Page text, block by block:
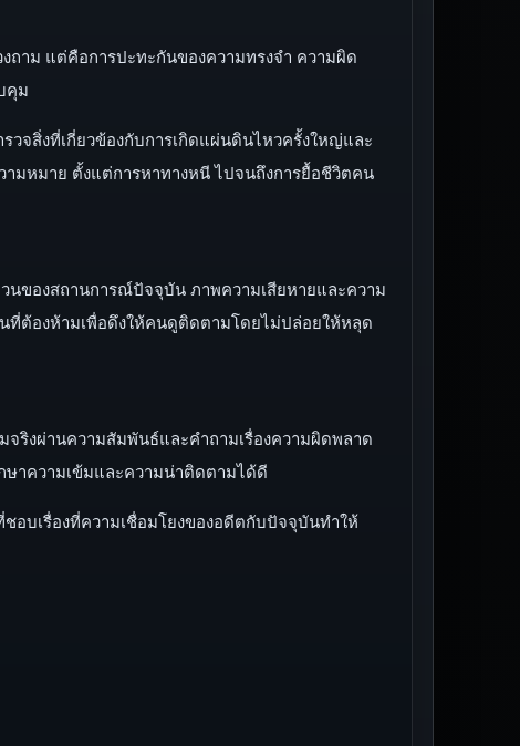
ถาม แต่คือการปะทะกันของความทรงจำ ความผิด
คุม
วจสิ่งที่เกี่ยวข้องกับการเกิดแผ่นดินไหวครั้งใหญ่และ
มหมาย ตั้งแต่การหาทางหนี ไปจนถึงการยื้อชีวิตคน
นของสถานการณ์ปัจจุบัน ภาพความเสียหายและความ
นที่ต้องห้ามเพื่อดึงให้คนดูติดตามโดยไม่ปล่อยให้หลุด
ริงผ่านความสัมพันธ์และคำถามเรื่องความผิดพลาด
ษาความเข้มและความน่าติดตามได้ดี
บเรื่องที่ความเชื่อมโยงของอดีตกับปัจจุบันทำให้